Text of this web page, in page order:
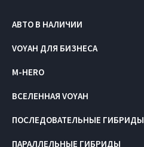
АВТО В НАЛИЧИИ
VOYAH ДЛЯ БИЗНЕСА
M-HERO
ВСЕЛЕННАЯ VOYAH
ПОСЛЕДОВАТЕЛЬНЫЕ ГИБРИДЫ
ПАРАЛЛЕЛЬНЫЕ ГИБРИДЫ